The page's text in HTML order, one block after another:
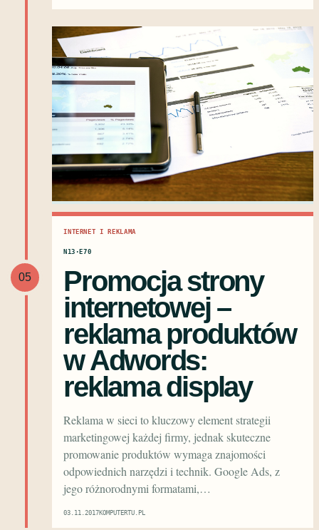
05
INTERNET I REKLAMA
N13·E70
Promocja strony
internetowej –
reklama produktów
w Adwords:
reklama display
Reklama w sieci to kluczowy element strategii
marketingowej każdej firmy, jednak skuteczne
promowanie produktów wymaga znajomości
odpowiednich narzędzi i technik. Google Ads, z
jego różnorodnymi formatami,…
03.11.2017KOMPUTERTU.PL